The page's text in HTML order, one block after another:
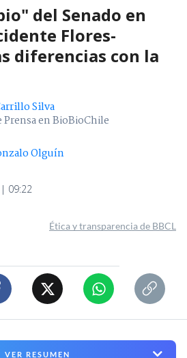
del Senado en
Flores-
diferencias con la
Silva
Prensa en BioBioChile
Olguín
09:22
Ética y transparencia de BBCL
VER RESUMEN